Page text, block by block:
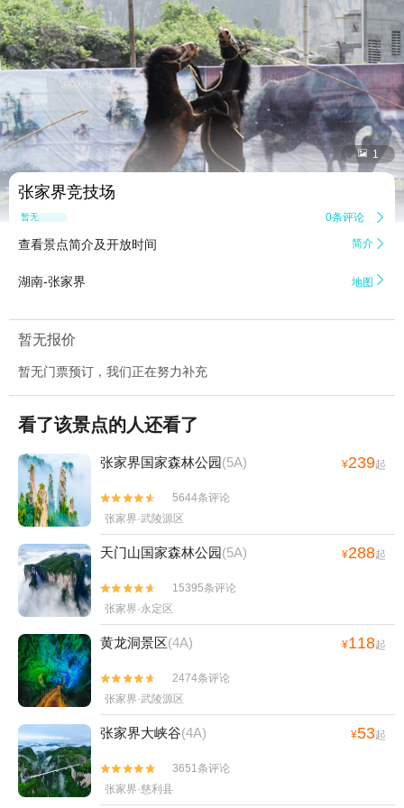
 1
张家界竞技场
暂无点评 0条评论 
查看景点简介及开放时间 简介 
湖南-张家界 地图 
暂无报价
暂无门票预订，我们正在努力补充
看了该景点的人还看了
张家界国家森林公园(5A) ¥239起


5644条评论
张家界·武陵源区
天门山国家森林公园(5A) ¥288起


15395条评论
张家界·永定区
黄龙洞景区(4A) ¥118起


2474条评论
张家界·武陵源区
张家界大峡谷(4A) ¥53起


3651条评论
张家界·慈利县
